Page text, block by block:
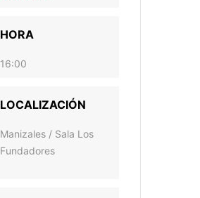
HORA
16:00
LOCALIZACIÓN
Manizales / Sala Los
Fundadores